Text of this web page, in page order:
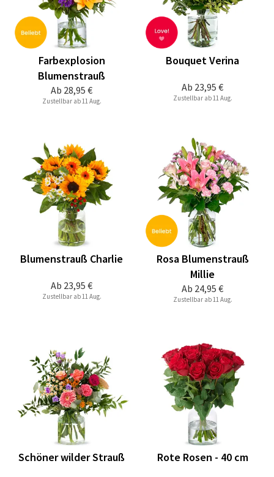
Ab 28,95 €
Farbexplosion
Blumenstrauß
Zustellbar ab 11 Aug.
Ab 23,95 €
Bouquet Verina
Zustellbar ab 11 Aug.
Ab 23,95 €
Blumenstrauß Charlie
Zustellbar ab 11 Aug.
Ab 24,95 €
Rosa Blumenstrauß
Millie
Zustellbar ab 11 Aug.
Schöner wilder Strauß Rote Rosen - 40 cm